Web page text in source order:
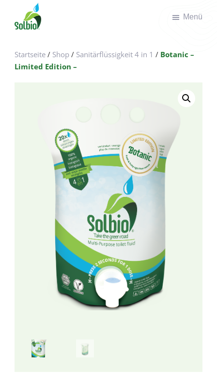
springen
Fußzeile
springen
Solbio
green
road
Menü
Startseite / Shop / Sanitärflüssigkeit 4 in 1 / Botanic –
Limited Edition –